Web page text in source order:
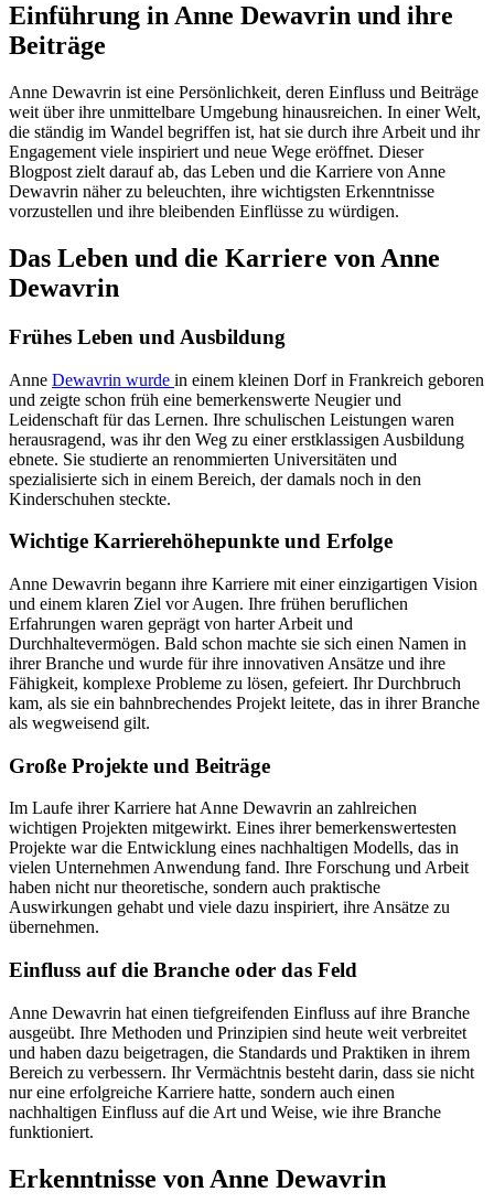
Einführung in Anne Dewavrin und ihre
Beiträge
Anne Dewavrin ist eine Persönlichkeit, deren Einfluss und Beiträge
weit über ihre unmittelbare Umgebung hinausreichen. In einer Welt,
die ständig im Wandel begriffen ist, hat sie durch ihre Arbeit und ihr
Engagement viele inspiriert und neue Wege eröffnet. Dieser
Blogpost zielt darauf ab, das Leben und die Karriere von Anne
Dewavrin näher zu beleuchten, ihre wichtigsten Erkenntnisse
vorzustellen und ihre bleibenden Einflüsse zu würdigen.
Das Leben und die Karriere von Anne
Dewavrin
Frühes Leben und Ausbildung
Anne Dewavrin wurde in einem kleinen Dorf in Frankreich geboren
und zeigte schon früh eine bemerkenswerte Neugier und
Leidenschaft für das Lernen. Ihre schulischen Leistungen waren
herausragend, was ihr den Weg zu einer erstklassigen Ausbildung
ebnete. Sie studierte an renommierten Universitäten und
spezialisierte sich in einem Bereich, der damals noch in den
Kinderschuhen steckte.
Wichtige Karrierehöhepunkte und Erfolge
Anne Dewavrin begann ihre Karriere mit einer einzigartigen Vision
und einem klaren Ziel vor Augen. Ihre frühen beruflichen
Erfahrungen waren geprägt von harter Arbeit und
Durchhaltevermögen. Bald schon machte sie sich einen Namen in
ihrer Branche und wurde für ihre innovativen Ansätze und ihre
Fähigkeit, komplexe Probleme zu lösen, gefeiert. Ihr Durchbruch
kam, als sie ein bahnbrechendes Projekt leitete, das in ihrer Branche
als wegweisend gilt.
Große Projekte und Beiträge
Im Laufe ihrer Karriere hat Anne Dewavrin an zahlreichen
wichtigen Projekten mitgewirkt. Eines ihrer bemerkenswertesten
Projekte war die Entwicklung eines nachhaltigen Modells, das in
vielen Unternehmen Anwendung fand. Ihre Forschung und Arbeit
haben nicht nur theoretische, sondern auch praktische
Auswirkungen gehabt und viele dazu inspiriert, ihre Ansätze zu
übernehmen.
Einfluss auf die Branche oder das Feld
Anne Dewavrin hat einen tiefgreifenden Einfluss auf ihre Branche
ausgeübt. Ihre Methoden und Prinzipien sind heute weit verbreitet
und haben dazu beigetragen, die Standards und Praktiken in ihrem
Bereich zu verbessern. Ihr Vermächtnis besteht darin, dass sie nicht
nur eine erfolgreiche Karriere hatte, sondern auch einen
nachhaltigen Einfluss auf die Art und Weise, wie ihre Branche
funktioniert.
Erkenntnisse von Anne Dewavrin